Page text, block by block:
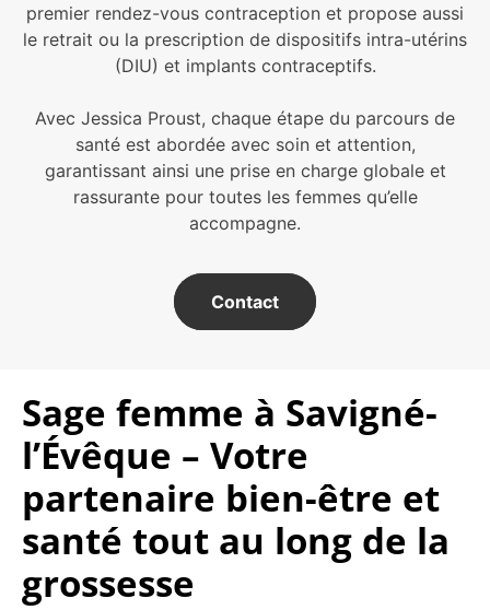
premier rendez-vous contraception et propose aussi
le retrait ou la prescription de dispositifs intra-utérins
(DIU) et implants contraceptifs.
Avec Jessica Proust, chaque étape du parcours de
santé est abordée avec soin et attention,
garantissant ainsi une prise en charge globale et
rassurante pour toutes les femmes qu’elle
accompagne.
Contact
Sage femme à Savigné-
l’Évêque – Votre
partenaire bien-être et
santé tout au long de la
grossesse